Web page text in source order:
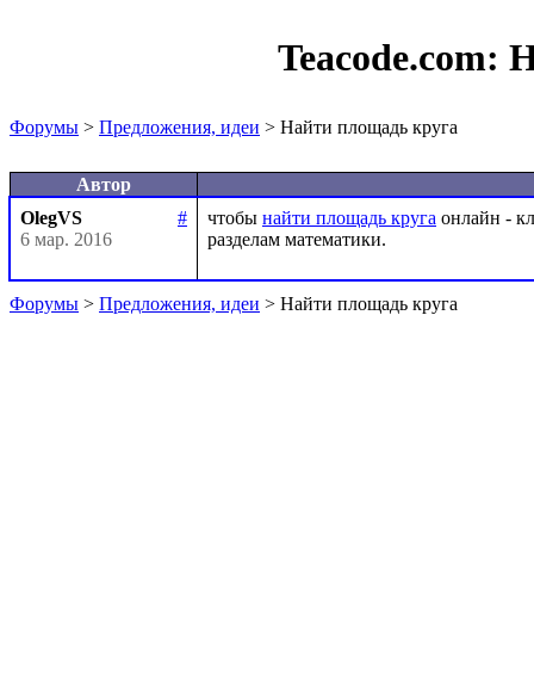
Teacode.com:
Форумы > Предложения, идеи > Найти площадь круга
Автор
OlegVS
#
6 мар. 2016
чтобы найти площадь круга онлайн -
Форумы > Предложения, идеи > Найти площадь круга